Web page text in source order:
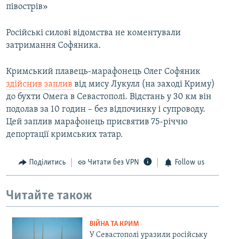
півострів»
Російські силові відомства не коментували
затримання Софяника.
Кримський плавець-марафонець Олег Софяник
здійснив заплив від мису Лукулл (на заході Криму)
до бухти Омега в Севастополі. Відстань у 30 км він
подолав за 10 годин – без відпочинку і супроводу.
Цей заплив марафонець присвятив 75-річчю
депортації кримських татар.
Поділитись Читати без VPN Follow us
Читайте також
ВІЙНА ТА КРИМ
У Севастополі уразили російську